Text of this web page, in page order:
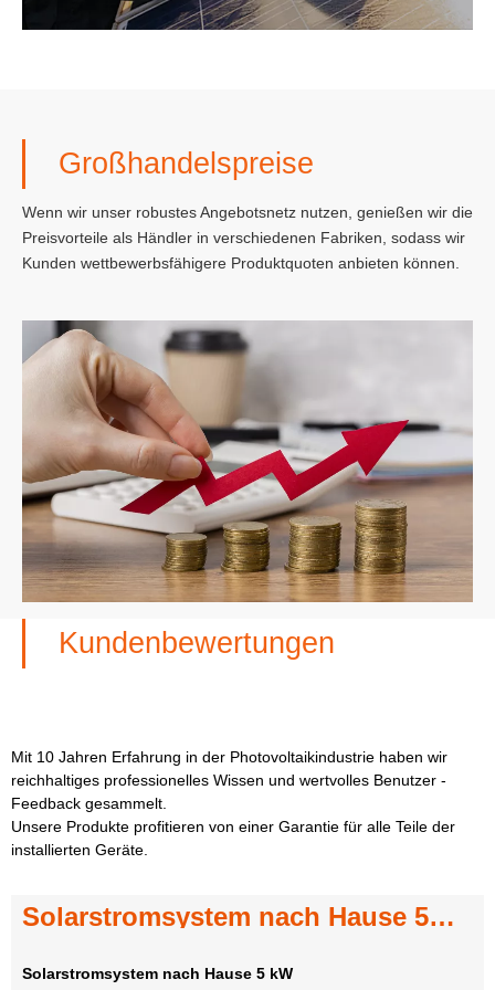
Großhandelspreise
Wenn wir unser robustes Angebotsnetz nutzen, genießen wir die
Preisvorteile als Händler in verschiedenen Fabriken, sodass wir
Kunden wettbewerbsfähigere Produktquoten anbieten können.
Kundenbewertungen
Mit 10 Jahren Erfahrung in der Photovoltaikindustrie haben wir
reichhaltiges professionelles Wissen und wertvolles Benutzer -
Feedback gesammelt.
Unsere Produkte profitieren von einer Garantie für alle Teile der
installierten Geräte.
Solarstromsystem nach Hause 5
Solarstromsystem nach Hause 5 kW
Solar Panel System 10 kW
Solar Panel System 10 kW
Solar Panel System Home 24 kW
Solar Panel System Home 24 kW
Solar Panel System Home 30 kW
Solar Panel System Home 30 kW